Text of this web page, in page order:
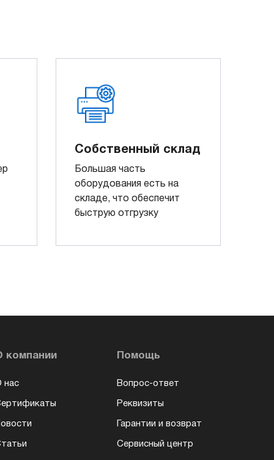
Собственный склад
Большая часть
оборудования есть на
складе, что обеспечит
быструю отгрузку
компании
нас
Помощь
Вопрос-ответ
Реквизиты
Гарантии и возврат
Сервисный центр